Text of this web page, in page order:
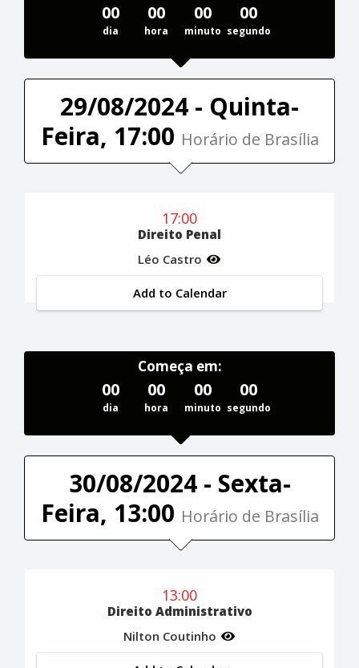
00
dia
00
hora
00
minuto
00
segundo
29/08/2024 - Quinta-
Feira, 17:00 Horário de Brasília
17:00
Direito Penal
Léo Castro
Add to Calendar
Começa em:
00
dia
00
hora
00
minuto
00
segundo
30/08/2024 - Sexta-
Feira, 13:00 Horário de Brasília
13:00
Direito Administrativo
Nilton Coutinho